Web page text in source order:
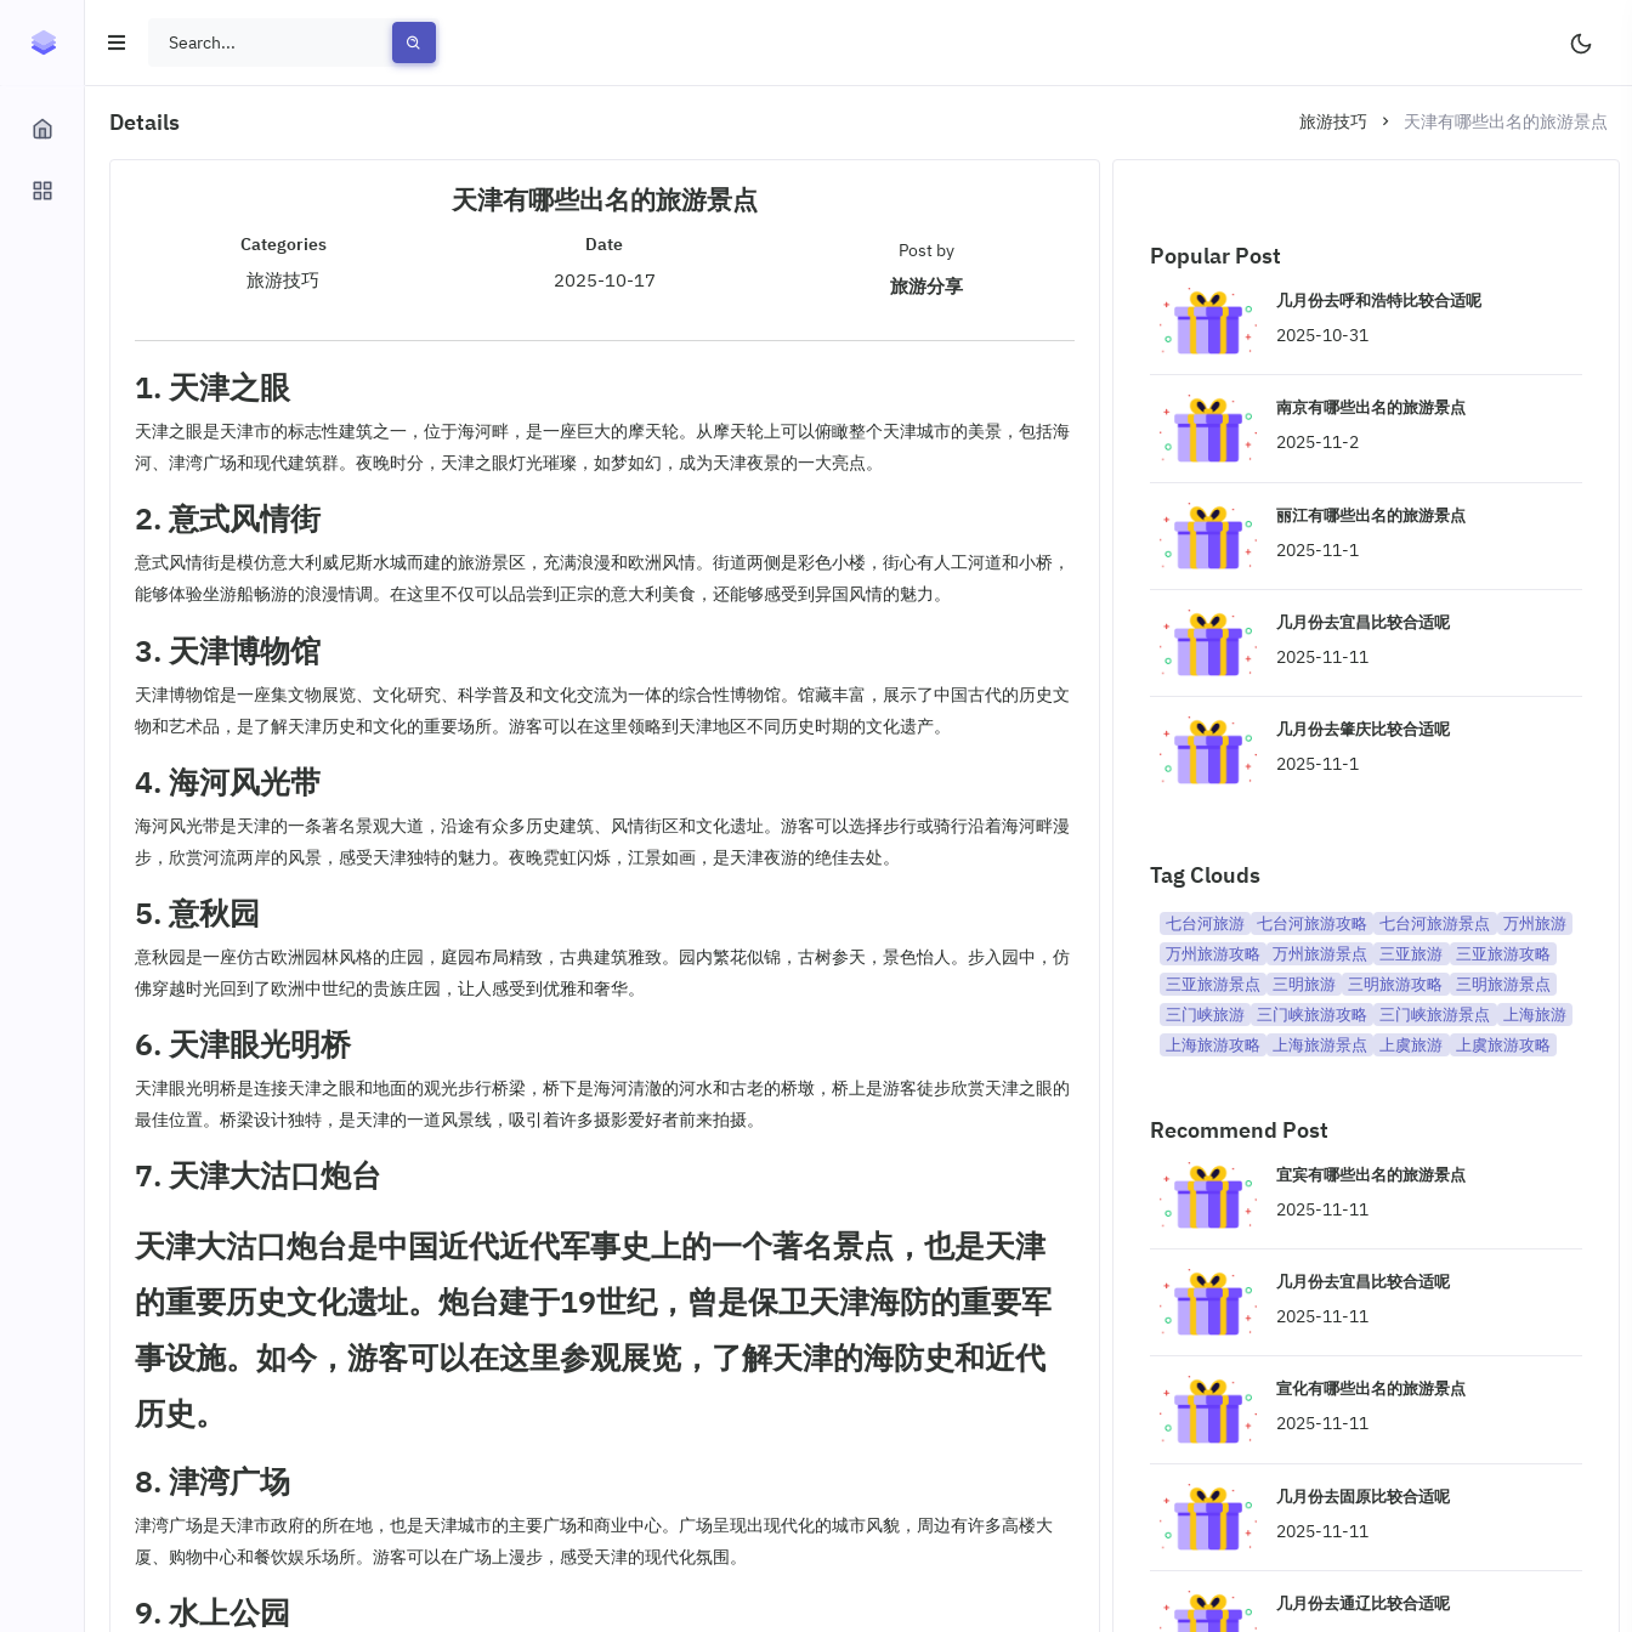
Details 旅游技巧 天津有哪些出名的旅游景点
天津有哪些出名的旅游景点
Categories
旅游技巧
Date
2025-10-17
Post by
旅游分享
1. 天津之眼
天津之眼是天津市的标志性建筑之一，位于海河畔，是一座巨大的摩天轮。从摩天轮上可以俯瞰整个天津城市的美景，包括海
河、津湾广场和现代建筑群。夜晚时分，天津之眼灯光璀璨，如梦如幻，成为天津夜景的一大亮点。
2. 意式风情街
意式风情街是模仿意大利威尼斯水城而建的旅游景区，充满浪漫和欧洲风情。街道两侧是彩色小楼，街心有人工河道和小桥，
能够体验坐游船畅游的浪漫情调。在这里不仅可以品尝到正宗的意大利美食，还能够感受到异国风情的魅力。
3. 天津博物馆
天津博物馆是一座集文物展览、文化研究、科学普及和文化交流为一体的综合性博物馆。馆藏丰富，展示了中国古代的历史文
物和艺术品，是了解天津历史和文化的重要场所。游客可以在这里领略到天津地区不同历史时期的文化遗产。
4. 海河风光带
海河风光带是天津的一条著名景观大道，沿途有众多历史建筑、风情街区和文化遗址。游客可以选择步行或骑行沿着海河畔漫
步，欣赏河流两岸的风景，感受天津独特的魅力。夜晚霓虹闪烁，江景如画，是天津夜游的绝佳去处。
5. 意秋园
意秋园是一座仿古欧洲园林风格的庄园，庭园布局精致，古典建筑雅致。园内繁花似锦，古树参天，景色怡人。步入园中，仿
佛穿越时光回到了欧洲中世纪的贵族庄园，让人感受到优雅和奢华。
6. 天津眼光明桥
天津眼光明桥是连接天津之眼和地面的观光步行桥梁，桥下是海河清澈的河水和古老的桥墩，桥上是游客徒步欣赏天津之眼的
最佳位置。桥梁设计独特，是天津的一道风景线，吸引着许多摄影爱好者前来拍摄。
7. 天津大沽口炮台
天津大沽口炮台是中国近代近代军事史上的一个著名景点，也是天津
的重要历史文化遗址。炮台建于19世纪，曾是保卫天津海防的重要军
事设施。如今，游客可以在这里参观展览，了解天津的海防史和近代
历史。
8. 津湾广场
津湾广场是天津市政府的所在地，也是天津城市的主要广场和商业中心。广场呈现出现代化的城市风貌，周边有许多高楼大
厦、购物中心和餐饮娱乐场所。游客可以在广场上漫步，感受天津的现代化氛围。
9. 水上公园
Popular Post
几月份去呼和浩特比较合适呢
2025-10-31
南京有哪些出名的旅游景点
2025-11-2
丽江有哪些出名的旅游景点
2025-11-1
几月份去宜昌比较合适呢
2025-11-11
几月份去肇庆比较合适呢
2025-11-1
Tag Clouds
七台河旅游 七台河旅游攻略 七台河旅游景点
万州旅游
万州旅游攻略
万州旅游景点 三亚旅游
三亚旅游攻略
三亚旅游景点
三明旅游 三明旅游攻略
三明旅游景点
三门峡旅游
三门峡旅游攻略 三门峡旅游景点
上海旅游
上海旅游攻略
上海旅游景点 上虞旅游 上虞旅游攻略
Recommend Post
宜宾有哪些出名的旅游景点
2025-11-11
几月份去宜昌比较合适呢
2025-11-11
宣化有哪些出名的旅游景点
2025-11-11
几月份去固原比较合适呢
2025-11-11
几月份去通辽比较合适呢